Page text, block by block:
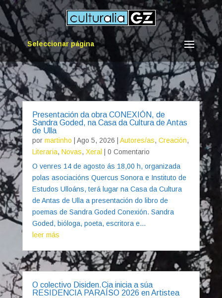
Seleccionar página
Presentación da obra CONEXIÓN, de
Sandra Goded, na Casa da Cultura de Antas
de Ulla
por martinho Ago 5, 2026 Autores/as, Creación,
Literaria, Novas, Xeral
| 0 Comentario
O venres 14 de agosto ás 18,00 h, organizada
polas asociacións Quercus Sonora e Instituto de
Estudos Ulloáns, terá lugar na Casa da Cultura
de Antas de Ulla a presentación do libro de
poemas de Sandra Goded Conexión. Sandra
Goded, bióloga, poeta, escritora e...
leer más
O colectivo Disiden.Cia inicia a súa
RESIDENCIA PARAÍSO 2026 en Artistea